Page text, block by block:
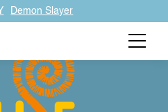
Demon Slayer